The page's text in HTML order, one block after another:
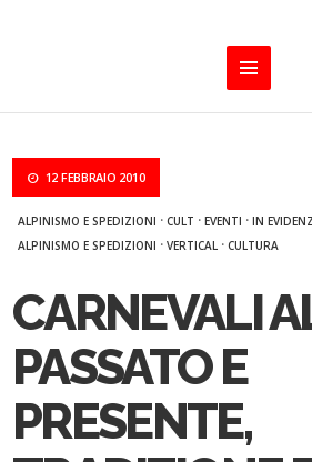
12 FEBBRAIO 2010
ALPINISMO E SPEDIZIONI ·CULT ·EVENTI ·IN
ALPINISMO E SPEDIZIONI ·VERTICAL ·CULTURA
CARNEVALI
PASSATO E
PRESENTE,